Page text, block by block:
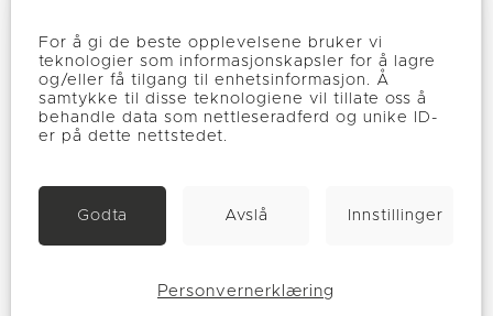
Slik kommer dere i gang med
bergvarme
Les mer
For å gi de beste opplevelsene bruker vi
teknologier som informasjonskapsler for å lagre
og/eller få tilgang til enhetsinformasjon. Å
samtykke til disse teknologiene vil tillate oss å
behandle data som nettleseradferd og unike ID-
er på dette nettstedet.
Godta Avslå Innstillinger
Personvernerklæring